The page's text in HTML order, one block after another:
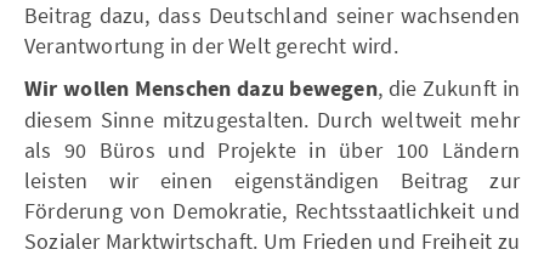
Beitrag dazu, dass Deutschland seiner wachsenden
Verantwortung in der Welt gerecht wird.
Wir wollen Menschen dazu bewegen, die Zukunft in
diesem Sinne mitzugestalten. Durch weltweit mehr
als 90 Büros und Projekte in über 100 Ländern
leisten wir einen eigenständigen Beitrag zur
Förderung von Demokratie, Rechtsstaatlichkeit und
Sozialer Marktwirtschaft. Um Frieden und Freiheit zu